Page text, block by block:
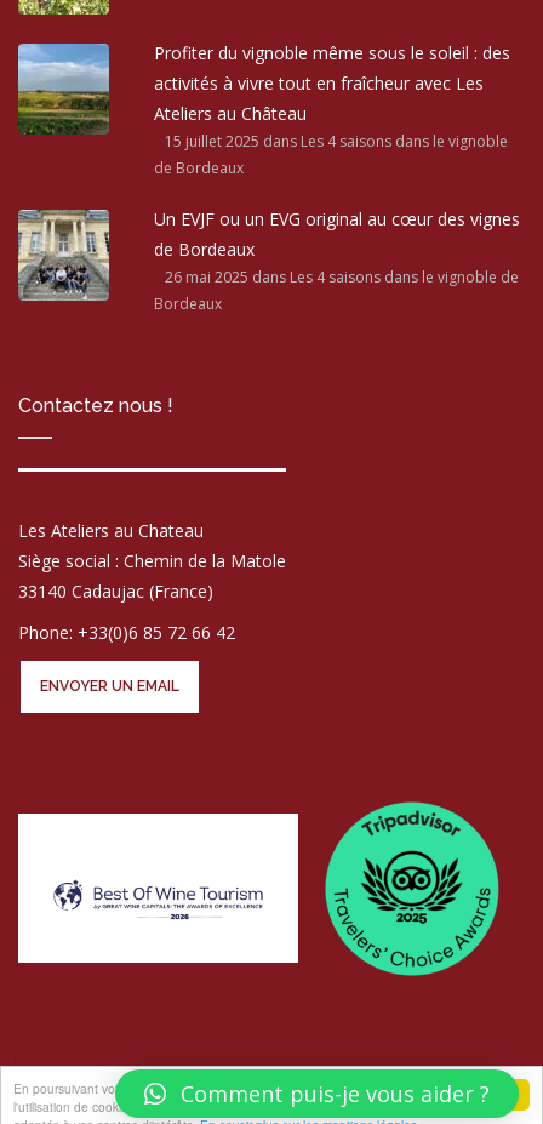
j'accepte
En poursuivant votre navigation sur ce site, vous acceptez
l'utilisation de cookies pour vous proposer des offres et services
Profiter du vignoble même sous le soleil : des
activités à vivre tout en fraîcheur avec Les
Ateliers au Château
15 juillet 2025 dans Les 4 saisons dans le vignoble
de Bordeaux
Un EVJF ou un EVG original au cœur des vignes
de Bordeaux
26 mai 2025 dans Les 4 saisons dans le vignoble de
Bordeaux
Contactez nous !
Les Ateliers au Chateau
Siège social : Chemin de la Matole
33140 Cadaujac (France)
Phone: +33(0)6 85 72 66 42
ENVOYER UN EMAIL
© COPYRIGHT LES ATELIERS AU CHÂTEAU - PHOTOS ELISABETH ROGER
Comment puis-je vous aider ?